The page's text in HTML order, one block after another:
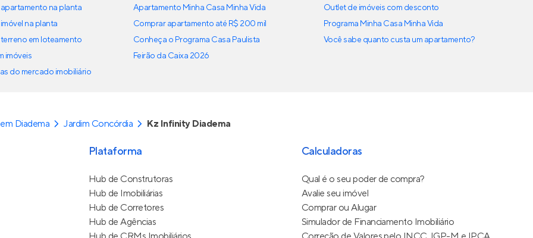
na planta
na planta
em loteamento
imóveis
do mercado imobiliário
Apartamento Minha Casa Minha Vida
Comprar apartamento até R$ 200 mil
Conheça o Programa Casa Paulista
Feirão da Caixa 2026
Outlet de imóveis com desconto
Programa Minha Casa Minha Vida
Você sabe quanto custa um apartamento?
Diadema Jardim Concórdia Kz Infinity Diadema
Plataforma
Hub de Construtoras
Hub de Imobiliárias
Hub de Corretores
Hub de Agências
Calculadoras
Qual é o seu poder de compra?
Avalie seu imóvel
Comprar ou Alugar
Simulador de Financiamento Imobiliário